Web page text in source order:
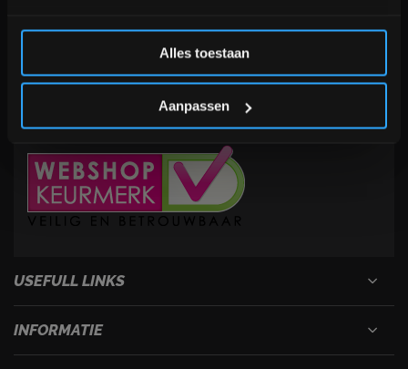
Alles toestaan
Aanpassen
USEFULL LINKS
INFORMATIE
Inschrijven
*Verzendkosten vallen buiten de korting